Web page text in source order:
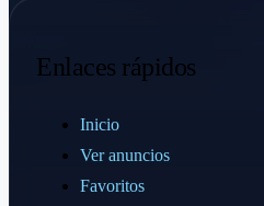
Enlaces rápidos
Inicio
Ver anuncios
Favoritos